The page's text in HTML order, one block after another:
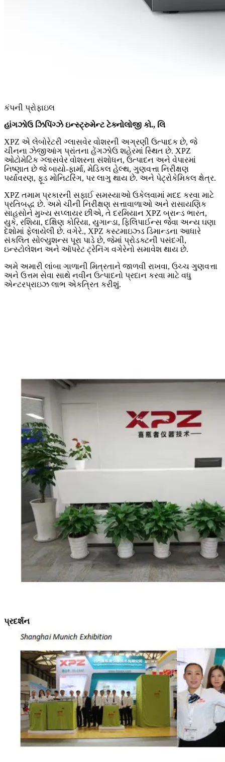
કંપની પ્રોફાઇલ
હાંગઝોઉ ઝિપિંગ્ઝે ઇન્સ્ટ્રુમેન્ટ ટેક્નોલોજી કો., લિ
XPZ એ લેબોરેટરી ગ્લાસવેર વોશરની અગ્રણી ઉત્પાદક છે, જે
ચીનના ઝેજીઆંગ પ્રાંતના હેંગઝોઉ શહેરમાં સ્થિત છે. XPZ
ઓટોમેટિક ગ્લાસવેર વોશરના સંશોધન, ઉત્પાદન અને વેપારમાં
નિષ્ણાત છે જે બાયો-ફાર્મા, મેડિકલ હેલ્થ, ગુણવત્તા નિરીક્ષણ
પર્યાવરણ, ફૂડ મોનિટરિંગ, પર લાગુ થાય છે. અને પેટ્રોકેમિકલ ક્ષેત્ર.
XPZ તમામ પ્રકારની સફાઈ સમસ્યાઓ ઉકેલવામાં મદદ કરવા માટે
પ્રતિબદ્ધ છે. અમે ચીની નિરીક્ષણ સત્તાવાળાઓ અને રાસાયણિક
સાહસોને મુખ્ય સપ્લાયર છીએ, તે દરમિયાન XPZ બ્રાન્ડ ભારત,
યુકે, રશિયા, દક્ષિણ કોરિયા, યુગાન્ડા, ફિલિપાઈન્સ જેવા અન્ય ઘણા
દેશોમાં ફેલાયેલી છે. વગેરે., XPZ કસ્ટમાઇઝ્ડ ડિમાન્ડના આધારે
સંકલિત સોલ્યુશન્સ પૂરા પાડે છે, જેમાં પ્રોડક્ટની પસંદગી,
ઇન્સ્ટોલેશન અને ઑપરેટ ટ્રેનિંગ વગેરેનો સમાવેશ થાય છે.
અમે અમારી લાંબા ગાળાની મિત્રતાને જાળવી રાખવા, ઉચ્ચ ગુણવત્તા
અને ઉત્તમ સેવા સાથે નવીન ઉત્પાદનો પ્રદાન કરવા માટે વધુ
એન્ટરપ્રાઇઝ લાભ એકત્રિત કરીશું.
પ્રદર્શન